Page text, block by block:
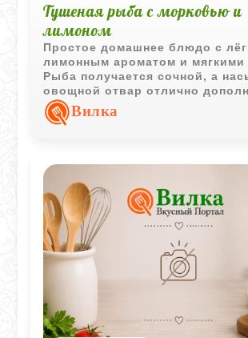
Тушеная рыба с морковью и
лимоном
Простое домашнее блюдо с
лимонным ароматом и
Рыба получается сочной, а
овощной отвар отлично
подачу.Вилка